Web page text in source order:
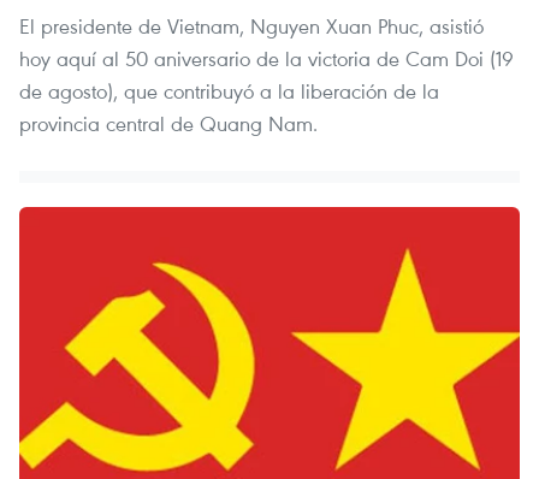
El presidente de Vietnam, Nguyen Xuan Phuc, asistió
hoy aquí al 50 aniversario de la victoria de Cam Doi (19
de agosto), que contribuyó a la liberación de la
provincia central de Quang Nam.